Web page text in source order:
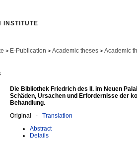
INSTITUTE
> E-Publication > Academic theses > Academic
Die Bibliothek Friedrich des II. im Neuen
Schäden, Ursachen und Erfordernisse der
Behandlung.
Original - Translation
Abstract
Details